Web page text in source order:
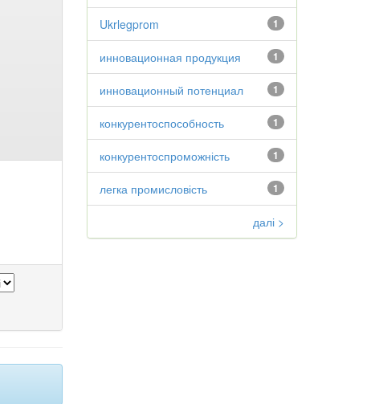
1
Ukrlegprom
1
инновационная продукция
1
инновационный потенциал
1
конкурентоспособность
1
конкурентоспроможність
1
легка промисловість
далі >